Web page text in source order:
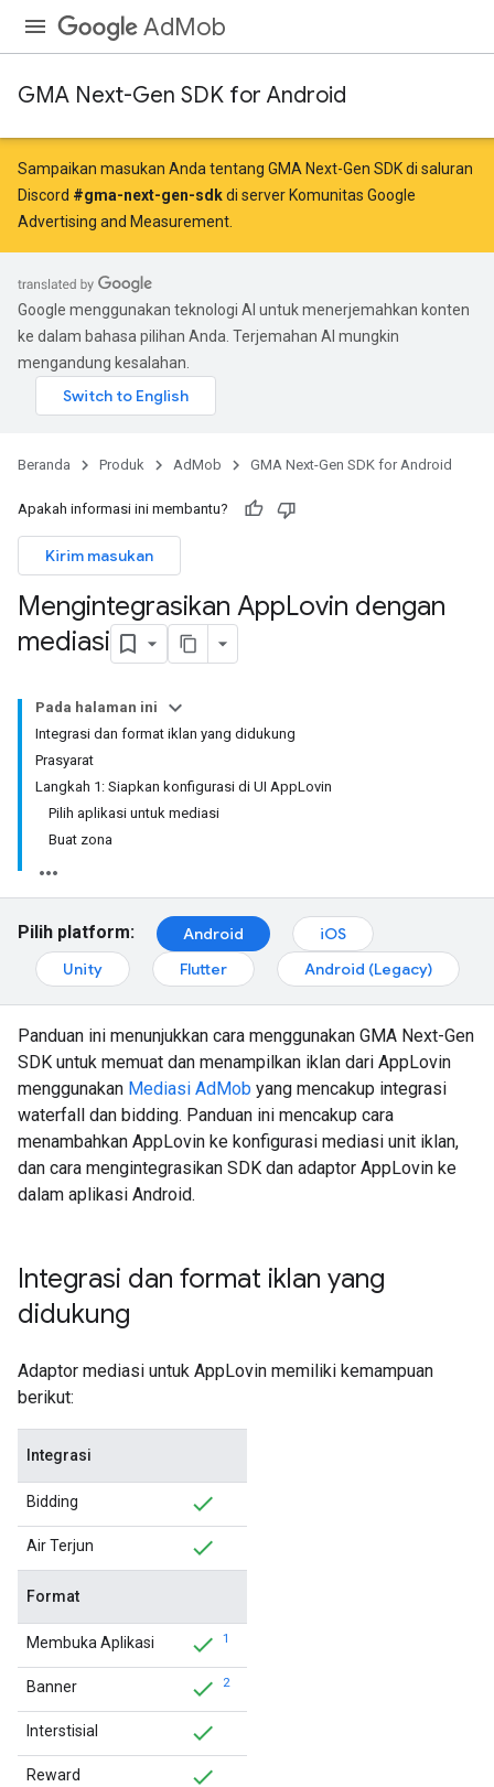
AdMob
GMA Next-Gen SDK for Android
Sampaikan masukan Anda tentang GMA Next-Gen SDK di saluran
Discord #gma-next-gen-sdkdi server Komunitas Google
Advertising and Measurement.
Google menggunakan teknologi AI untuk menerjemahkan konten
ke dalam bahasa pilihan Anda. Terjemahan AI mungkin
mengandung kesalahan.
Beranda Produk AdMob GMA Next-Gen SDK for Android
Apakah informasi ini membantu?
Kirim masukan
Mengintegrasikan AppLovin dengan
mediasi
Pada halaman ini
Integrasi dan format iklan yang didukung
Prasyarat
Langkah 1: Siapkan konfigurasi di UI AppLovin
Pilih aplikasi untuk mediasi
Buat zona
Pilih platform: Android
iOS
Unity
Flutter Android (Legacy)
Panduan ini menunjukkan cara menggunakan GMA Next-Gen
SDK untuk memuat dan menampilkan iklan dari AppLovin
menggunakan Mediasi AdMob yang mencakup integrasi
waterfall dan bidding. Panduan ini mencakup cara
menambahkan AppLovin ke konfigurasi mediasi unit iklan,
dan cara mengintegrasikan SDK dan adaptor AppLovin ke
dalam aplikasi Android.
Integrasi dan format iklan yang
didukung
Adaptor mediasi untuk AppLovin memiliki kemampuan
berikut:
Integrasi
Bidding
Air Terjun
Format
Membuka Aplikasi 1
Banner 2
Interstisial
Reward